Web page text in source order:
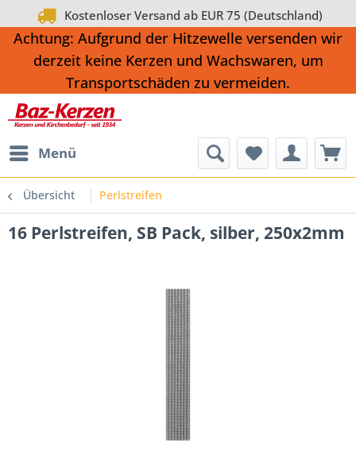
Kostenloser Versand ab EUR 75 (Deutschland)
Achtung: Aufgrund der Hitzewelle versenden wir
derzeit keine Kerzen und Wachswaren, um
Transportschäden zu vermeiden.
Menü
Übersicht Perlstreifen
16 Perlstreifen, SB Pack, silber, 250x2mm